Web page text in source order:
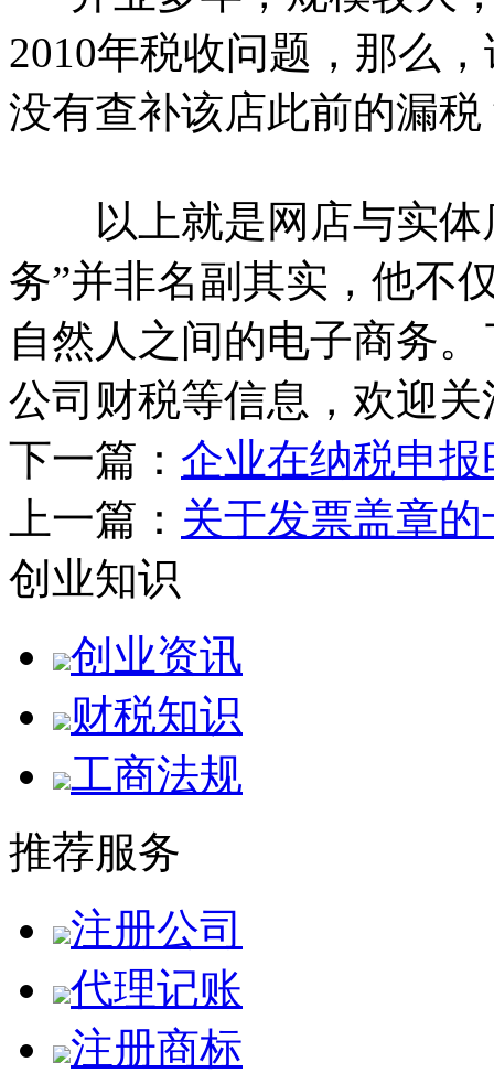
2010年税收问题，那么
没有查补该店此前的漏税
以上就是网店与实体
务”并非名副其实，他不
自然人之间的电子商务
公司财税等信息，欢迎
下一篇： 企业在纳税申
上一篇： 关于发票盖章
创业知识
创业资讯
财税知识
工商法规
推荐服务
注册公司
代理记账
注册商标